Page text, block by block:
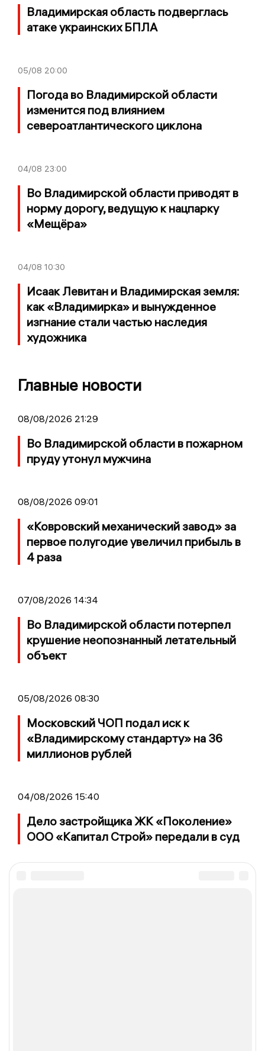
Владимирская область подверглась
атаке украинских БПЛА
05/08 20:00
Погода во Владимирской области
изменится под влиянием
североатлантического циклона
04/08 23:00
Во Владимирской области приводят в
норму дорогу, ведущую к нацпарку
«Мещёра»
04/08 10:30
Исаак Левитан и Владимирская земля:
как «Владимирка» и вынужденное
изгнание стали частью наследия
художника
Главные новости
08/08/2026 21:29
Во Владимирской области в пожарном
пруду утонул мужчина
08/08/2026 09:01
«Ковровский механический завод» за
первое полугодие увеличил прибыль в
4 раза
07/08/2026 14:34
Во Владимирской области потерпел
крушение неопознанный летательный
объект
05/08/2026 08:30
Московский ЧОП подал иск к
«Владимирскому стандарту» на 36
миллионов рублей
04/08/2026 15:40
Дело застройщика ЖК «Поколение»
ООО «Капитал Строй» передали в суд